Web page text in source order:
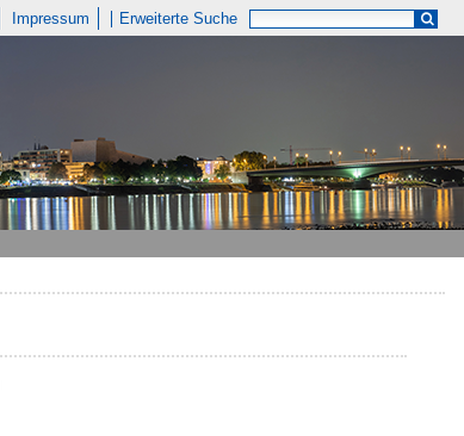
Impressum Erweiterte Suche